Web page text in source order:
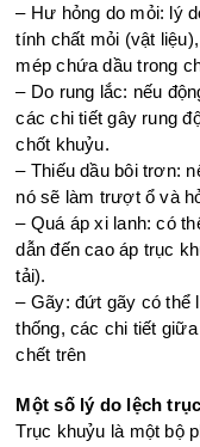
– Hư hỏng do mỏi: lý
tính chất mỏi (vật
mép chứa dầu trong
– Do rung lắc: nếu
các chi tiết gây rung
chốt khuỷu.
– Thiếu dầu bôi trơn:
nó sẽ làm trượt ổ và
– Quá áp xi lanh: có
dẫn đến cao áp trục
tải).
– Gãy: đứt gãy có thể
thống, các chi tiết
chết trên
Một số lý do lệch
Trục khuỷu là một bộ